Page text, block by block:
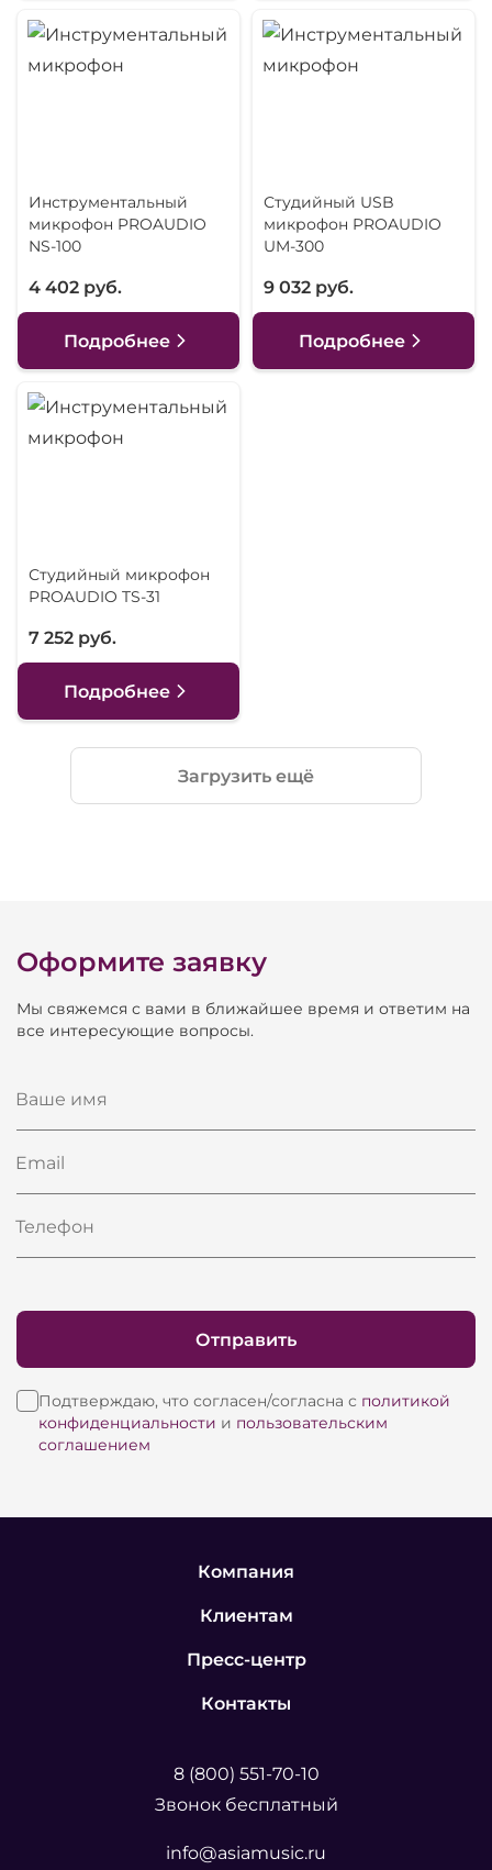
Инструментальный
микрофон PROAUDIO
NS-100
4 402 руб.
Подробнее
Студийный USB
микрофон PROAUDIO
UM-300
9 032 руб.
Подробнее
Студийный микрофон
PROAUDIO TS-31
7 252 руб.
Подробнее
Загрузить ещё
Оформите заявку
Мы свяжемся с вами в ближайшее время и ответим на
все интересующие вопросы.
Ваше имя
Email
Телефон
Подтверждаю, что согласен/согласна с политикой
конфиденциальности и пользовательским
соглашением
Отправить
Компания
Клиентам
Пресс-центр
Контакты
8 (800) 551-70-10
Звонок бесплатный
info@asiamusic.ru